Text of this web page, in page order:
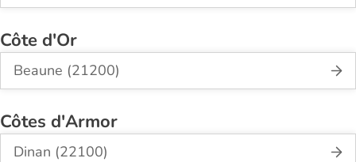
Côte d'Or
Beaune (21200)
Côtes d'Armor
Dinan (22100)